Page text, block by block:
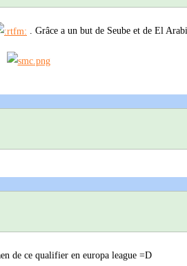
. Grâce a un but de Seube et de El
de ce qualifier en europa league =D